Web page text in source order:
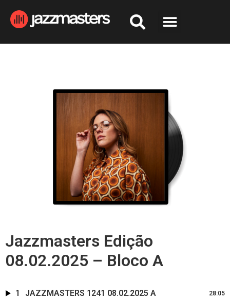
Jazzmasters Edição
08.02.2025 – Bloco A
1 JAZZMASTERS 1241 08.02.2025 A 28:05